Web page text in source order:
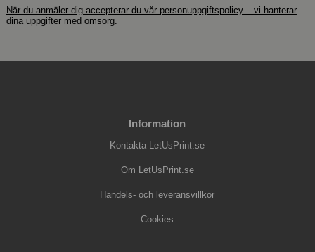
När du anmäler dig accepterar du vår personuppgiftspolicy – vi hanterar
dina uppgifter med omsorg.
Information
Kontakta LetUsPrint.se
Om LetUsPrint.se
Handels- och leveransvillkor
Cookies